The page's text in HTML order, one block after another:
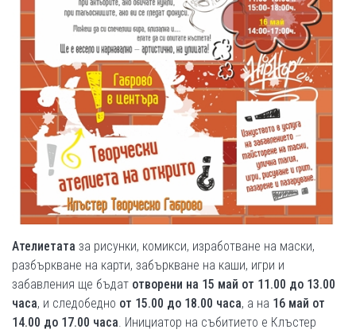
Ателиетата за рисунки, комикси, изработване на маски,
разбъркване на карти, забъркване на каши, игри и
забавления ще бъдат отворени на 15 май от 11.00 до 13.00
часа, и следобедно от 15.00 до 18.00 часа, а на 16 май от
14.00 до 17.00 часа. Инициатор на събитието е Клъстер